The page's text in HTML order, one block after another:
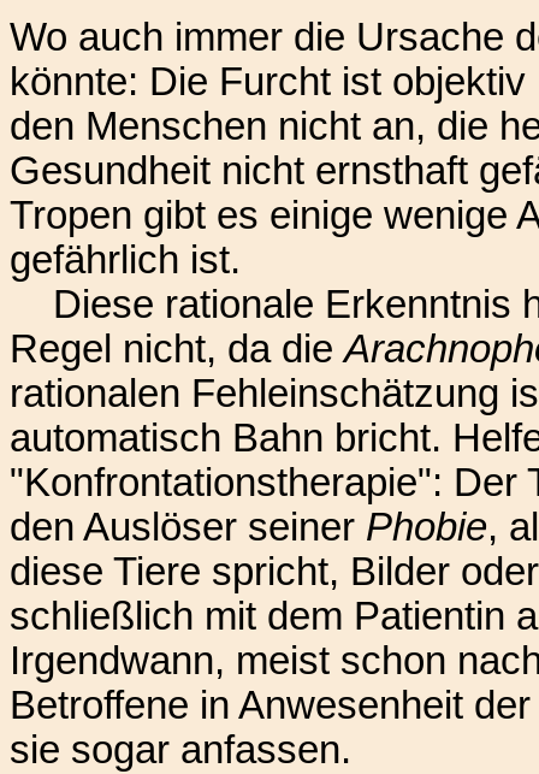
Wo auch immer die Ursache
könnte: Die Furcht ist
den Menschen nicht an, die
Gesundheit nicht ernsthaft
Tropen gibt es einige wenige
gefährlich ist.
Diese rationale Erkenntnis
Regel nicht, da die
rationalen Fehleinschätzung
automatisch Bahn bricht.
"Konfrontationstherapie": Der
den Auslöser seiner Phobie,
diese Tiere spricht, Bilder
schließlich mit dem Patientin
Irgendwann, meist schon
Betroffene in Anwesenheit
sie sogar anfassen.